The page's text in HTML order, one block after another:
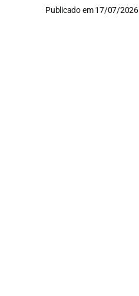
Publicado em 17/07/2026